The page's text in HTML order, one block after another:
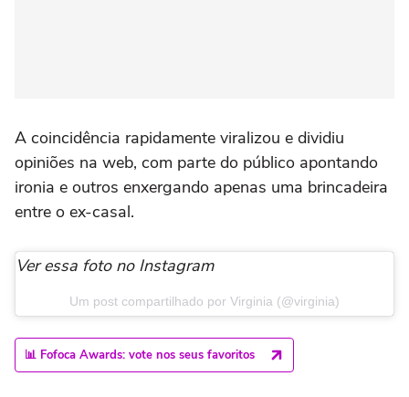
A coincidência rapidamente viralizou e dividiu
opiniões na web, com parte do público apontando
ironia e outros enxergando apenas uma brincadeira
entre o ex-casal.
Ver essa foto no Instagram
Um post compartilhado por Virginia (@virginia)
📊 Fofoca Awards: vote nos seus favoritos